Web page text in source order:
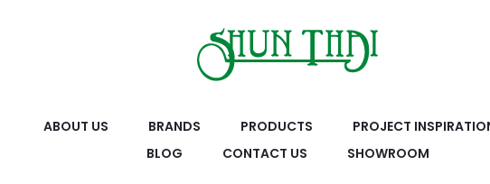
ABOUT US BRANDS PRODUCTS
PROJECT
BLOG
CONTACT US SHOWROOM